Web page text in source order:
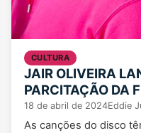
CULTURA
JAIR OLIVEIRA
PARCITAÇÃO DA
18 de abril de 2024Eddie
As canções do disco